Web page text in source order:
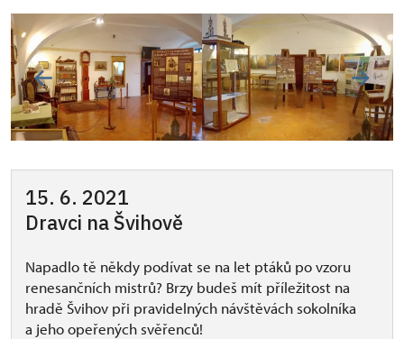
15. 6. 2021
Dravci na Švihově
Napadlo tě někdy podívat se na let ptáků po vzoru
renesančních mistrů? Brzy budeš mít příležitost na
hradě Švihov při pravidelných návštěvách sokolníka
a jeho opeřených svěřenců!